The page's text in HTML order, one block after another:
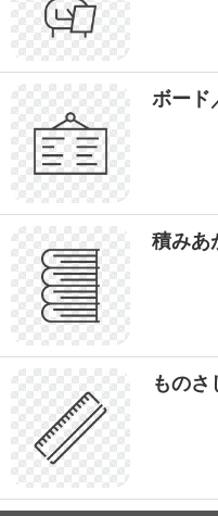
ボード
積みあ
ものさ